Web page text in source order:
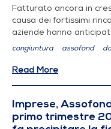
Fatturato ancora in
causa dei fortissimi
aziende hanno
congiuntura assofond
Read More
Imprese,
primo trimestre